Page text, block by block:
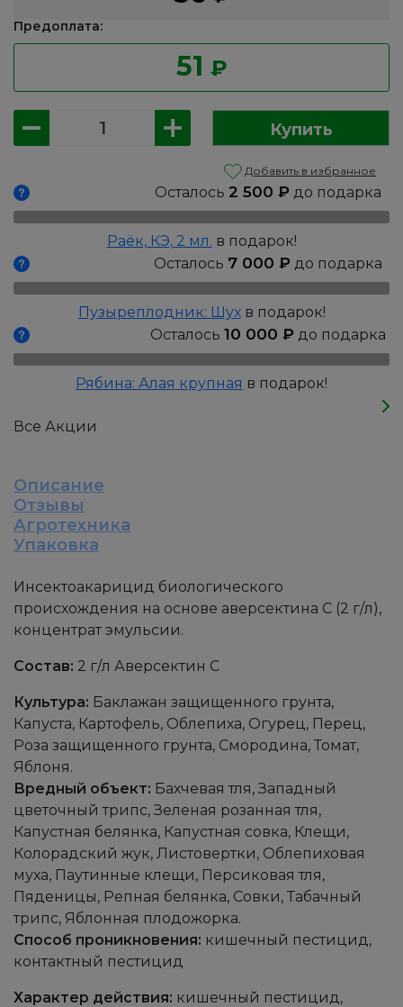
Предоплата:
51 ₽
Количество
товара
КЭ,
4мл,
Август
Купить
Добавить в избранное
Осталось 2 500 ₽ до подарка
Раёк, КЭ, 2 мл. в подарок!
Осталось 7 000 ₽ до подарка
Пузыреплодник: Шухв подарок!
Осталось 10 000 ₽ до подарка
Рябина: Алая крупная в подарок!
Все Акции
Описание
Отзывы
Агротехника
Упаковка
Инсектоакарицид биологического
происхождения на основе аверсектина С (2 г/л),
концентрат эмульсии.
Состав: 2 г/л Аверсектин С
Культура: Баклажан защищенного грунта,
Капуста, Картофель, Облепиха, Огурец, Перец,
Роза защищенного грунта, Смородина, Томат,
Яблоня.
Вредный объект: Бахчевая тля, Западный
цветочный трипс, Зеленая розанная тля,
Капустная белянка, Капустная совка, Клещи,
Колорадский жук, Листовертки, Облепиховая
муха, Паутинные клещи, Персиковая тля,
Пяденицы, Репная белянка, Совки, Табачный
трипс, Яблонная плодожорка.
Способ проникновения: кишечный пестицид,
контактный пестицид
Характер действия: кишечный пестицид,